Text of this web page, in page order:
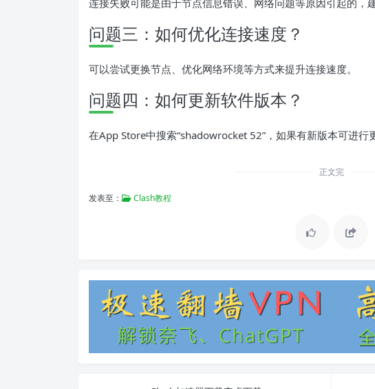
问题三：如何优化连接速度？
可以尝试更换节点、优化网络环境等方式来提升连接速度。
问题四：如何更新软件版本？
在App Store中搜索“shadowrocket 52”，如果有新版本可进行
正文完
发表至： Clash教程